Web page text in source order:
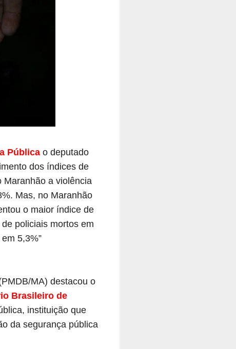
Pública o deputado
dos índices de
Maranhão a violência
Mas, no Maranhão
o maior índice de
policiais mortos em
5,3%”
MA) destacou o
Brasileiro de
instituição que
da segurança pública